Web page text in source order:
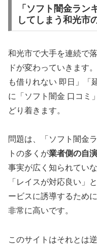
「ソフト闇金ラン
してしまう和光市
和光市で大手を連続で
ドが変わっていきます
も借りれない 即日」「
に「ソフト闇金 口コミ
どり着きます。
問題は、「ソフト闇金
トの多くが業者側の自
事実が広く知られてい
「レイスが対応良い」
ービスに誘導するため
非常に高いです。
このサイトはそれとは